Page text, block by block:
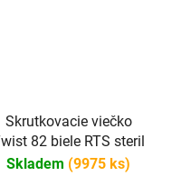
Skrutkovacie viečko
82 biele RTS steril
Skladem (9975 ks)